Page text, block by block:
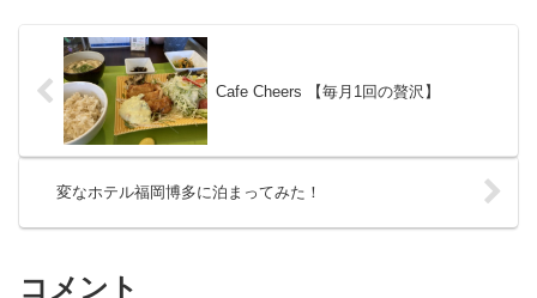
Cafe Cheers 【毎月1回の贅沢】
変なホテル福岡博多に泊まってみた！
コメント